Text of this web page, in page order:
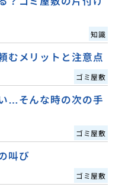
知識
むメリットと注意点
ゴミ屋敷
…そんな時の次の手
ゴミ屋敷
叫び
ゴミ屋敷